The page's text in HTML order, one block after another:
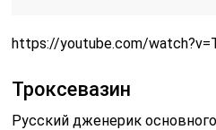
https://youtube.com/
Троксевазин
Русский дженерик